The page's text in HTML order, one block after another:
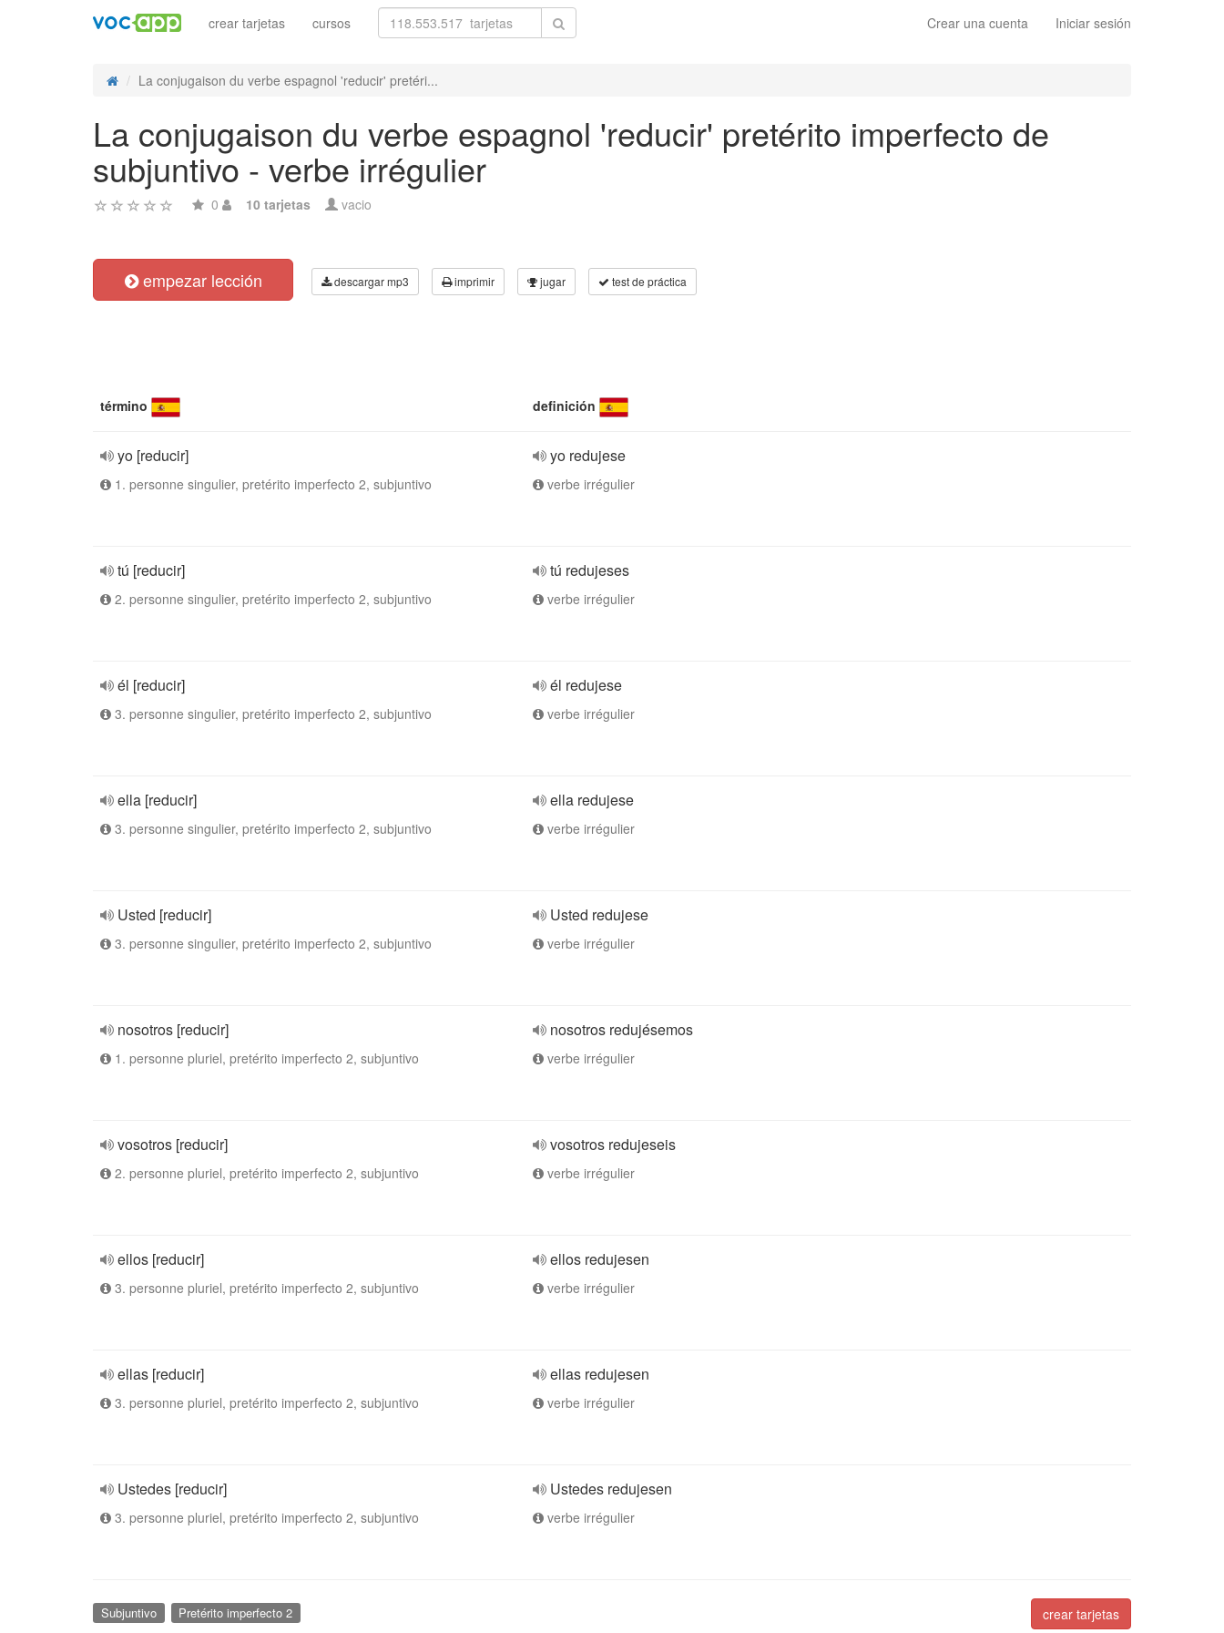
Crear una cuenta Iniciar sesión
crear tarjetas cursos
La conjugaison du verbe espagnol 'reducir' pretéri...
La conjugaison du verbe espagnol 'reducir' pretérito imperfecto de
subjuntivo - verbe irrégulier
0 10 tarjetas vacio
empezar lección descargar mp3 imprimir jugar test de práctica
término definición
yo [reducir]
1. personne singulier, pretérito imperfecto 2, subjuntivo
yo redujese
verbe irrégulier
tú [reducir]
2. personne singulier, pretérito imperfecto 2, subjuntivo
tú redujeses
verbe irrégulier
él [reducir]
3. personne singulier, pretérito imperfecto 2, subjuntivo
él redujese
verbe irrégulier
ella [reducir]
3. personne singulier, pretérito imperfecto 2, subjuntivo
ella redujese
verbe irrégulier
Usted [reducir]
3. personne singulier, pretérito imperfecto 2, subjuntivo
Usted redujese
verbe irrégulier
nosotros [reducir]
1. personne pluriel, pretérito imperfecto 2, subjuntivo
nosotros redujésemos
verbe irrégulier
vosotros [reducir]
2. personne pluriel, pretérito imperfecto 2, subjuntivo
vosotros redujeseis
verbe irrégulier
ellos [reducir]
3. personne pluriel, pretérito imperfecto 2, subjuntivo
ellos redujesen
verbe irrégulier
ellas [reducir]
3. personne pluriel, pretérito imperfecto 2, subjuntivo
ellas redujesen
verbe irrégulier
Ustedes [reducir]
3. personne pluriel, pretérito imperfecto 2, subjuntivo
Ustedes redujesen
verbe irrégulier
crear tarjetas
Subjuntivo Pretérito imperfecto 2